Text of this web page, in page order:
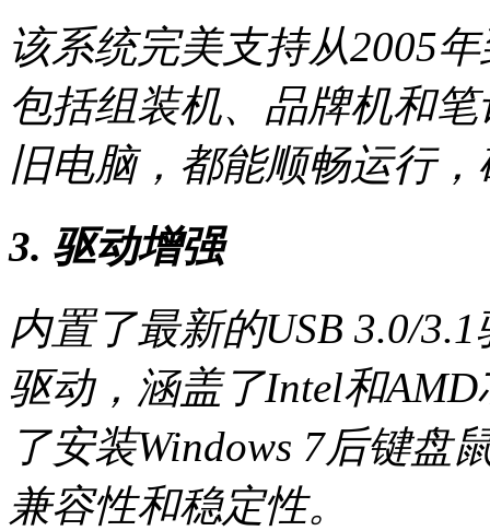
该系统完美支持从2005
包括组装机、品牌机和
旧电脑，都能顺畅运行
3. 驱动增强
内置了最新的USB 3.0/
驱动，涵盖了Intel和
了安装Windows 7后键
兼容性和稳定性。